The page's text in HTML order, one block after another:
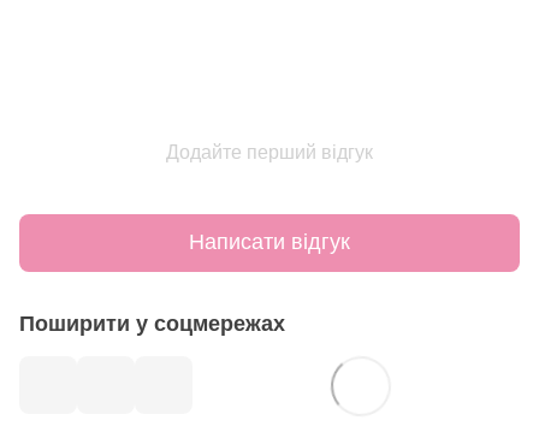
Додайте перший відгук
Написати відгук
Поширити у соцмережах